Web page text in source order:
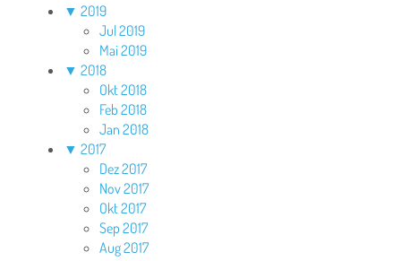
▼ 2019
Jul 2019
Mai 2019
▼ 2018
Okt 2018
Feb 2018
Jan 2018
▼ 2017
Dez 2017
Nov 2017
Okt 2017
Sep 2017
Aug 2017